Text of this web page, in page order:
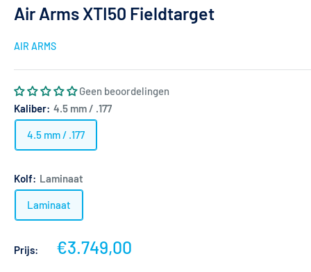
Air Arms XTI50 Fieldtarget
AIR ARMS
Geen beoordelingen
Kaliber: 4.5 mm / .177
4.5 mm / .177
Kolf: Laminaat
Laminaat
Prijs: Actieprijs
€3.749,00